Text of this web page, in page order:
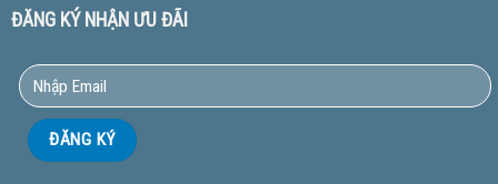
ĐĂNG KÝ NHẬN ƯU ĐÃI